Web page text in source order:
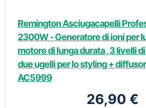
Remington Asciugacapelli
2300W - Generatore di ioni per
motore di lunga durata , 3 livelli
due ugelli per lo styling +
AC5999
26,90 €